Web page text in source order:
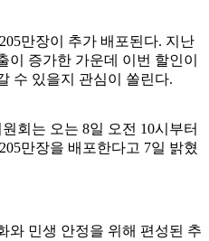
만장이 추가 배포된다. 지난
이 증가한 가운데 이번 할인이
수 있을지 관심이 쏠린다.
회는 오는 8일 오전 10시부터
만장을 배포한다고 7일 밝혔
와 민생 안정을 위해 편성된 추